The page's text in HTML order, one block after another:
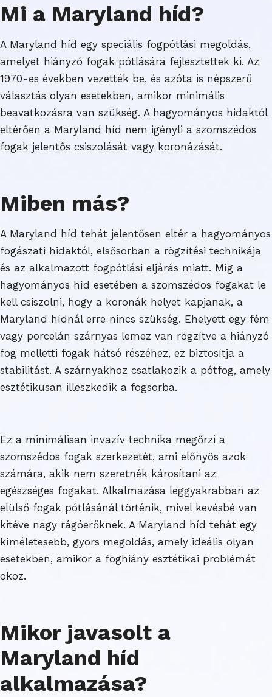
Mi a Maryland híd?
A Maryland híd egy speciális fogpótlási megoldás,
amelyet hiányzó fogak pótlására fejlesztettek ki. Az
1970-es években vezették be, és azóta is népszerű
választás olyan esetekben, amikor minimális
beavatkozásra van szükség. A hagyományos hidaktól
eltérően a Maryland híd nem igényli a szomszédos
fogak jelentős csiszolását vagy koronázását.
Miben más?
A Maryland híd tehát jelentősen eltér a hagyományos
fogászati hidaktól, elsősorban a rögzítési technikája
és az alkalmazott fogpótlási eljárás miatt. Míg a
hagyományos híd esetében a szomszédos fogakat le
kell csiszolni, hogy a koronák helyet kapjanak, a
Maryland hídnál erre nincs szükség. Ehelyett egy fém
vagy porcelán szárnyas lemez van rögzítve a hiányzó
fog melletti fogak hátsó részéhez, ez biztosítja a
stabilitást. A szárnyakhoz csatlakozik a pótfog, amely
esztétikusan illeszkedik a fogsorba.
Ez a minimálisan invazív technika megőrzi a
szomszédos fogak szerkezetét, ami előnyös azok
számára, akik nem szeretnék károsítani az
egészséges fogakat. Alkalmazása leggyakrabban az
elülső fogak pótlásánál történik, mivel kevésbé van
kitéve nagy rágóerőknek. A Maryland híd tehát egy
kíméletesebb, gyors megoldás, amely ideális olyan
esetekben, amikor a foghiány esztétikai problémát
okoz.
Mikor javasolt a
Maryland híd
alkalmazása?